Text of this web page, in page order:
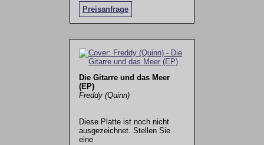
Preisanfrage
Die Gitarre und das Meer
(EP)
Freddy (Quinn)
Diese Platte ist noch nicht
ausgezeichnet. Stellen Sie
eine